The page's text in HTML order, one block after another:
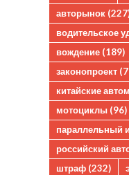
авторынок
водительское
вождение (189)
законопроект
китайские
мотоциклы (96)
параллельный
российский
штраф (232)